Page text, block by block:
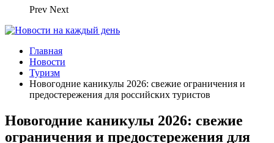
Prev Next
Главная
Новости
Туризм
Новогодние каникулы 2026: свежие ограничения и
предостережения для российских туристов
Новогодние каникулы 2026: свежие
ограничения и предостережения для